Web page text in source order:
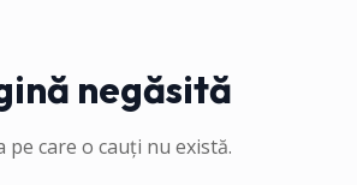
negăsită
pe care o cauți nu există.